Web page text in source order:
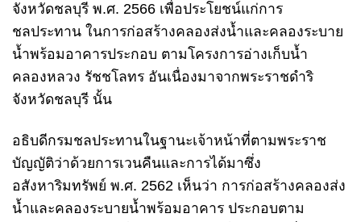
จังหวัดชลบุรี พ.ศ. 2566 เพื่อประโยชน์แก่การ
ชลประทาน ในการก่อสร้างคลองส่งน้ำและคลองระบาย
น้ำพร้อมอาคารประกอบ ตามโครงการอ่างเก็บน้ำ
คลองหลวง รัชชโลทร อันเนื่องมาจากพระราชดําริ
จังหวัดชลบุรี นั้น
อธิบดีกรมชลประทานในฐานะเจ้าหน้าที่ตามพระราช
บัญญัติว่าด้วยการเวนคืนและการได้มาซึ่ง
อสังหาริมทรัพย์ พ.ศ. 2562 เห็นว่า การก่อสร้างคลองส่ง
น้ำและคลองระบายน้ำพร้อมอาคาร ประกอบตาม